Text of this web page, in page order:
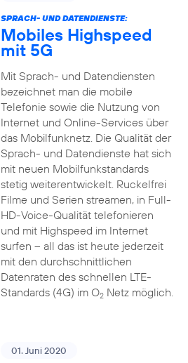
SPRACH- UND DATENDIENSTE:
Mobiles Highspeed
mit 5G
Mit Sprach- und Datendiensten
bezeichnet man die mobile
Telefonie sowie die Nutzung von
Internet und Online-Services über
das Mobilfunknetz. Die Qualität der
Sprach- und Datendienste hat sich
mit neuen Mobilfunkstandards
stetig weiterentwickelt. Ruckelfrei
Filme und Serien streamen, in Full-
HD-Voice-Qualität telefonieren
und mit Highspeed im Internet
surfen – all das ist heute jederzeit
mit den durchschnittlichen
Datenraten des schnellen LTE-
Standards (4G) im O2Netz möglich.
01. Juni 2020